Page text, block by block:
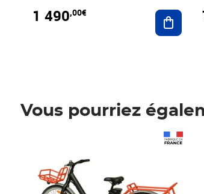
1 490,00€ Ajouter
Vous pourriez